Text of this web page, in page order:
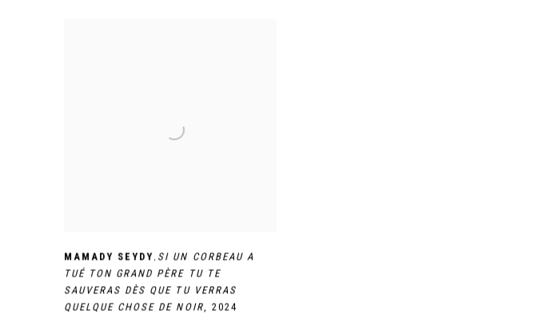
MAMADY SEYDY SI UN CORBEAU A
TUÉ TON GRAND PÈRE TU TE
SAUVERAS DÈS QUE TU VERRAS
QUELQUE CHOSE DE NOIR, 2024